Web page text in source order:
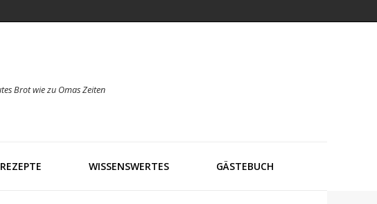
Brot wie zu Omas Zeiten
REZEPTE WISSENSWERTES GÄSTEBUCH